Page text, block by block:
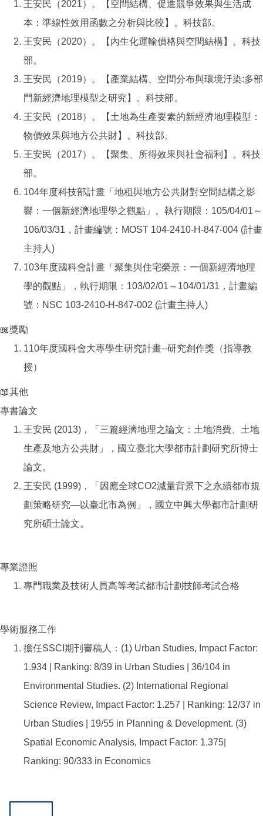
王安民（2021）。【空間結構、促進競爭效果與生活成
本：準線性效用函數之分析與比較】。科技部。
王安民（2020）。【內生化運輸價格與空間結構】。科技
部。
王安民（2019）。【產業結構、空間分布與環境汙染:多部
門新經濟地理模型之研究】。科技部。
王安民（2018）。【土地為生產要素的新經濟地理模型：
物價效果與地方公共財】。科技部。
王安民（2017）。【聚集、所得效果與社會福利】。科技
部。
104年度科技部計畫「地租與地方公共財對空間結構之影
響：一個新經濟地理學之觀點」。執行期限：105/04/01～
106/03/31，計畫編號：MOST 104-2410-H-847-004 (計畫
主持人)
103年度國科會計畫「聚集與住宅榮景：一個新經濟地理
學的觀點」，執行期限：103/02/01～104/01/31，計畫編
號：NSC 103-2410-H-847-002 (計畫主持人)
📖獎勵
110年度國科會大專學生研究計畫--研究創作獎（指導教
授）
📖其他
專書論文
王安民 (2013)，「三篇經濟地理之論文：土地消費、土地
生產及地方公共財」，國立臺北大學都市計劃研究所博士
論文。
王安民 (1999)，「因應全球CO2減量背景下之永續都市規
劃策略研究—以臺北市為例」，國立中興大學都市計劃研
究所碩士論文。
專業證照
專門職業及技術人員高等考試都市計劃技師考試合格
學術服務工作
擔任SSCI期刊審稿人：(1) Urban Studies, Impact Factor:
1.934 | Ranking: 8/39 in Urban Studies | 36/104 in
Environmental Studies. (2) International Regional
Science Review, Impact Factor: 1.257 | Ranking: 12/37 in
Urban Studies | 19/55 in Planning & Development. (3)
Spatial Economic Analysis, Impact Factor: 1.375|
Ranking: 90/333 in Economics